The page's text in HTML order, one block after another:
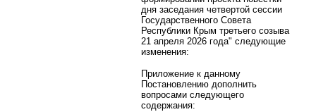
дня заседания четвертой сессии
Государственного Совета
Республики Крым третьего созыва
21 апреля 2026 года" следующие
изменения:
Приложение к данному
Постановлению дополнить
вопросами следующего
содержания: